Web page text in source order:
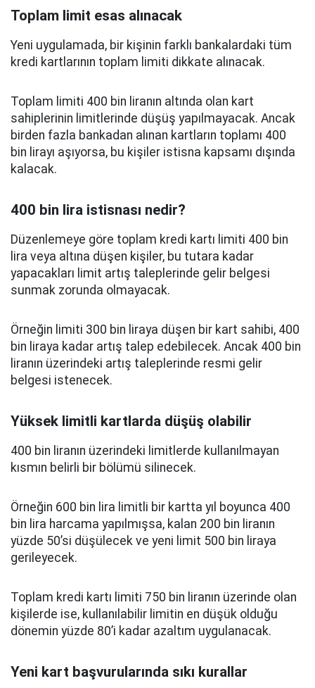
Toplam limit esas alınacak
Yeni uygulamada, bir kişinin farklı bankalardaki tüm
kredi kartlarının toplam limiti dikkate alınacak.
Toplam limiti 400 bin liranın altında olan kart
sahiplerinin limitlerinde düşüş yapılmayacak. Ancak
birden fazla bankadan alınan kartların toplamı 400
bin lirayı aşıyorsa, bu kişiler istisna kapsamı dışında
kalacak.
400 bin lira istisnası nedir?
Düzenlemeye göre toplam kredi kartı limiti 400 bin
lira veya altına düşen kişiler, bu tutara kadar
yapacakları limit artış taleplerinde gelir belgesi
sunmak zorunda olmayacak.
Örneğin limiti 300 bin liraya düşen bir kart sahibi, 400
bin liraya kadar artış talep edebilecek. Ancak 400 bin
liranın üzerindeki artış taleplerinde resmi gelir
belgesi istenecek.
Yüksek limitli kartlarda düşüş olabilir
400 bin liranın üzerindeki limitlerde kullanılmayan
kısmın belirli bir bölümü silinecek.
Örneğin 600 bin lira limitli bir kartta yıl boyunca 400
bin lira harcama yapılmışsa, kalan 200 bin liranın
yüzde 50’si düşülecek ve yeni limit 500 bin liraya
gerileyecek.
Toplam kredi kartı limiti 750 bin liranın üzerinde olan
kişilerde ise, kullanılabilir limitin en düşük olduğu
dönemin yüzde 80’i kadar azaltım uygulanacak.
Yeni kart başvurularında sıkı kurallar